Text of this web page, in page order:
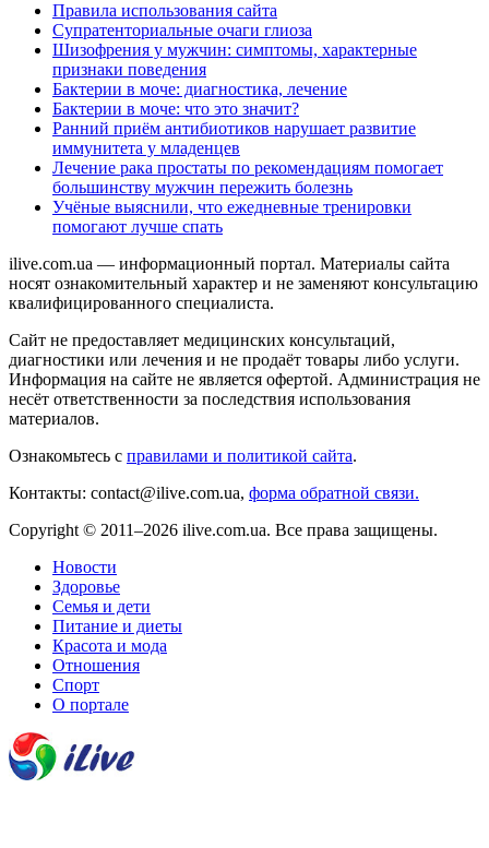
Правила использования сайта
Супратенториальные очаги глиоза
Шизофрения у мужчин: симптомы, характерные
признаки поведения
Бактерии в моче: диагностика, лечение
Бактерии в моче: что это значит?
Ранний приём антибиотиков нарушает развитие
иммунитета у младенцев
Лечение рака простаты по рекомендациям помогает
большинству мужчин пережить болезнь
Учёные выяснили, что ежедневные тренировки
помогают лучше спать
ilive.com.ua — информационный портал. Материалы сайта
носят ознакомительный характер и не заменяют консультацию
квалифицированного специалиста.
Сайт не предоставляет медицинских консультаций,
диагностики или лечения и не продаёт товары либо услуги.
Информация на сайте не является офертой. Администрация не
несёт ответственности за последствия использования
материалов.
Ознакомьтесь с правилами и политикой сайта.
Контакты: contact@ilive.com.ua, форма обратной связи.
Copyright © 2011–2026 ilive.com.ua. Все права защищены.
Новости
Здоровье
Семья и дети
Питание и диеты
Красота и мода
Отношения
Спорт
О портале